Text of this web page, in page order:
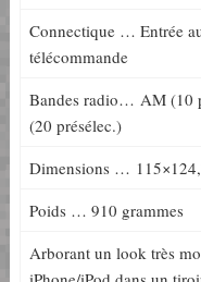
Connectique … Entrée
télécommande
Bandes radio… AM (10
(20 présélec.)
Dimensions …
Poids … 910 grammes
Arborant un look très